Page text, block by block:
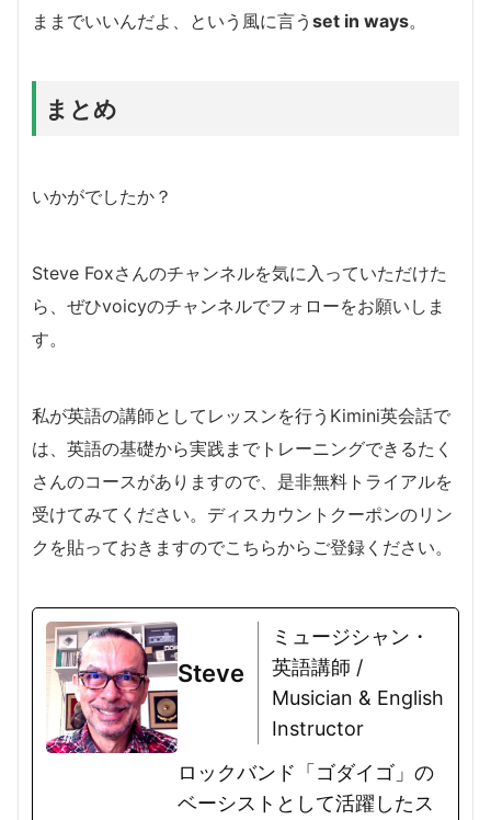
ままでいいんだよ、という風に言う set in ways。
まとめ
いかがでしたか？
Steve Foxさんのチャンネルを気に入っていただけた
ら、ぜひvoicyのチャンネルでフォローをお願いしま
す。
私が英語の講師としてレッスンを行うKimini英会話で
は、英語の基礎から実践までトレーニングできるたく
さんのコースがありますので、是非無料トライアルを
受けてみてください。ディスカウントクーポンのリン
クを貼っておきますのでこちらからご登録ください。
Steve
ミュージシャン・
英語講師 /
Musician & English
Instructor
ロックバンド「ゴダイゴ」の
ベーシストとして活躍したス